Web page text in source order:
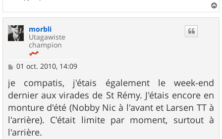
a
morbli
Utagawiste
champion
M
s
s
a
g
e
01 oct. 2010, 14:09
je compatis, j'étais également le week-end
dernier aux virades de St Rémy. J'étais encore en
monture d'été (Nobby Nic à l'avant et Larsen TT à
l'arrière). C'était limite par moment, surtout à
l'arrière.